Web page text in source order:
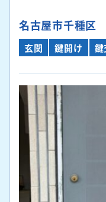
名古屋市千種
玄関 鍵開け 鍵